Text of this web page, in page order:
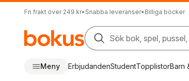
Fri frakt över 249 kr• Snabba leveranser• Billiga böcker
Sök bok, spel,
Meny ErbjudandenStudentTopplistorBarn